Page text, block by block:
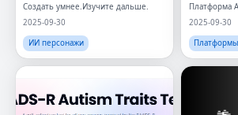
Создать умнее.Изучите дальше.
2025-09-30
ИИ персонажи
Платформа
2025-09-30
Платформы